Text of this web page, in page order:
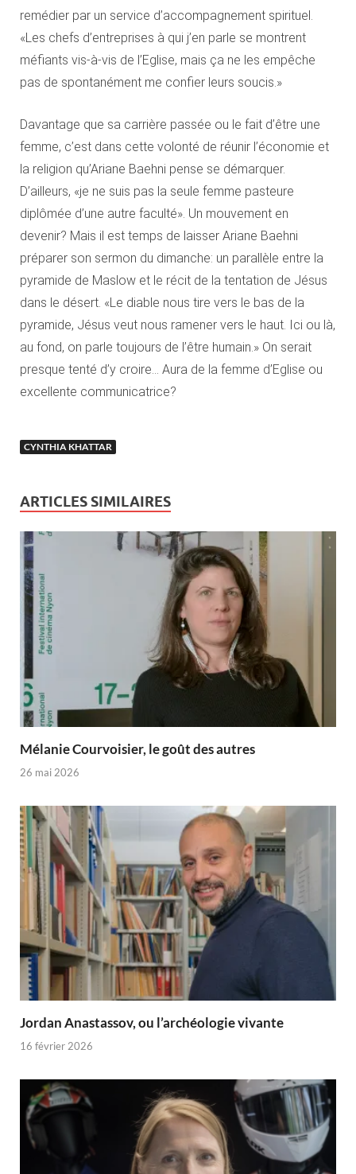
remédier par un service d’accompagnement spirituel.
«Les chefs d’entreprises à qui j’en parle se montrent
méfiants vis-à-vis de l’Eglise, mais ça ne les empêche
pas de spontanément me confier leurs soucis.»
Davantage que sa carrière passée ou le fait d’être une
femme, c’est dans cette volonté de réunir l’économie et
la religion qu’Ariane Baehni pense se démarquer.
D’ailleurs, «je ne suis pas la seule femme pasteure
diplômée d’une autre faculté». Un mouvement en
devenir? Mais il est temps de laisser Ariane Baehni
préparer son sermon du dimanche: un parallèle entre la
pyramide de Maslow et le récit de la tentation de Jésus
dans le désert. «Le diable nous tire vers le bas de la
pyramide, Jésus veut nous ramener vers le haut. Ici ou là,
au fond, on parle toujours de l’être humain.» On serait
presque tenté d’y croire… Aura de la femme d’Eglise ou
excellente communicatrice?
CYNTHIA KHATTAR
ARTICLES SIMILAIRES
Mélanie Courvoisier, le goût des autres
26 mai 2026
Jordan Anastassov, ou l’archéologie vivante
16 février 2026